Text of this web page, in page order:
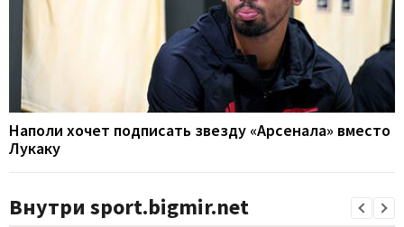
Наполи хочет подписать звезду «Арсенала» вместо
Лукаку
Внутри sport.bigmir.net